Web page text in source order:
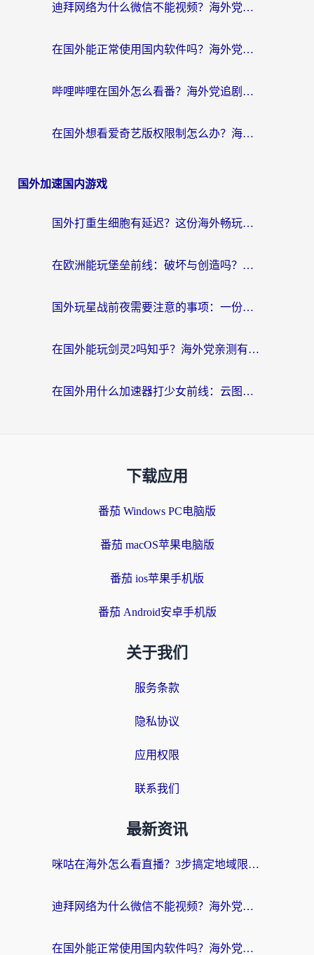
迪拜网络为什么微信不能视频？海外党必看的回国加速全攻略
在国外能正常使用国内软件吗？海外党亲测有效的无缝访问指南
哔哩哔哩在国外怎么看番？海外党追剧看片的终极解决方案
在国外想看爱奇艺版权限制怎么办？海外华人必看的追剧自由指南
国外加速国内游戏
国外打重生细胞有延迟？这份海外畅玩国服游戏加速器终极指南请收好
在欧洲能玩堡垒前线：破坏与创造吗？海外党国服游戏不卡顿的秘密
国外玩星战前夜需要注意的事项：一份来自老玩家的网络生存指南
在国外能玩剑灵2吗知乎？海外党亲测有效的国服游戏加速指南
在国外用什么加速器打少女前线：云图计划不卡？一个老玩家的掏心分享
下载应用
番茄 Windows PC电脑版
番茄 macOS苹果电脑版
番茄 ios苹果手机版
番茄 Android安卓手机版
关于我们
服务条款
隐私协议
应用权限
联系我们
最新资讯
咪咕在海外怎么看直播？3步搞定地域限制，还能畅看腾讯视频与国内热剧
迪拜网络为什么微信不能视频？海外党必看的回国加速全攻略
在国外能正常使用国内软件吗？海外党亲测有效的无缝访问指南